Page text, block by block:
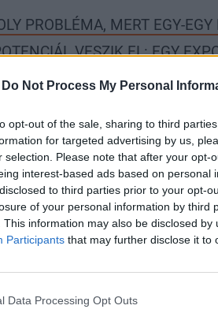
Do Not Process My Personal
opt-out of the sale, sharing to third
for targeted advertising by us,
selection. Please note that after your opt-
interest-based ads based on personal
to third parties prior to your opt-
of your personal information by third
This information may also be disclosed
Participants that may further disclose it to
Data Processing Opt Outs
PROBLÉMA, MERT EGY-EGY
VESZIK EL: EGY
ÉVI 20 MILLIÓ FORINT
ÁLLÁS.
magas a gazdaságban a
a fizetésük, saját keresetükön
ezer főnél további 40-50 ezer állást jelent.
sincs elég szakember
évente néhányezer fő szerez
más oktatási szinteken, így még az
ki elég szakembert az oktatás, ráadásl az
el.